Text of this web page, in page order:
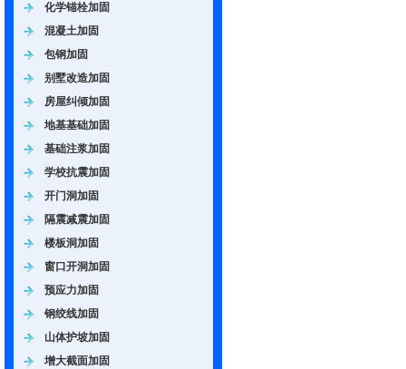
化学锚栓加固
混凝土加固
包钢加固
别墅改造加固
房屋纠倾加固
地基基础加固
基础注浆加固
学校抗震加固
开门洞加固
隔震减震加固
楼板洞加固
窗口开洞加固
预应力加固
钢绞线加固
山体护坡加固
增大截面加固